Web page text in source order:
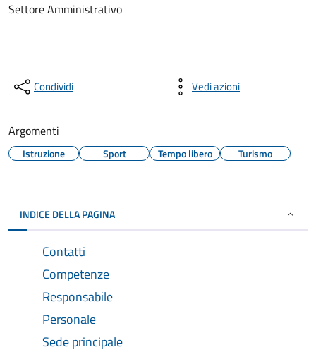
Settore Amministrativo
Condividi Vedi azioni
Argomenti
Istruzione Sport Tempo libero Turismo
INDICE DELLA PAGINA
Contatti
Competenze
Responsabile
Personale
Sede principale